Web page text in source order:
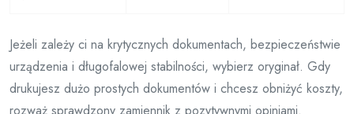
Jeżeli zależy ci na krytycznych dokumentach, bezpieczeństwie
urządzenia i długofalowej stabilności, wybierz oryginał. Gdy
drukujesz dużo prostych dokumentów i chcesz obniżyć koszty,
rozważ sprawdzony zamiennik z pozytywnymi opiniami.